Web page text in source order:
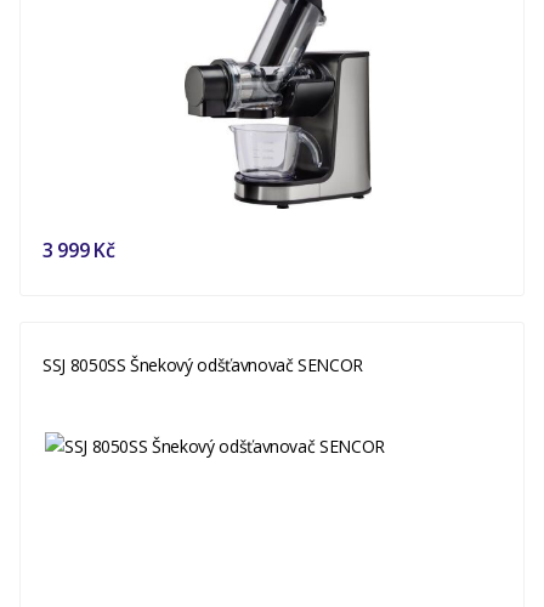
3 999 Kč
SSJ 8050SS Šnekový odšťavnovač SENCOR